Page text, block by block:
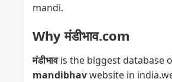
mandi.
Why मंडीभाव.com
मंडीभावis the biggest database
mandibhavwebsite in